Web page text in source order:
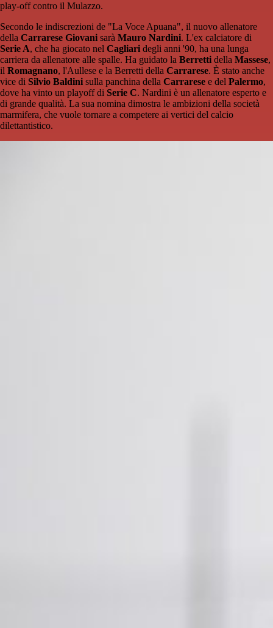
play-off contro il Mulazzo.
Secondo le indiscrezioni de "La Voce Apuana", il nuovo allenatore
della Carrarese Giovani sarà Mauro Nardini. L'ex calciatore di
Serie A, che ha giocato nel Cagliari degli anni '90, ha una lunga
carriera da allenatore alle spalle. Ha guidato la Berretti della Massese,
il Romagnano, l'Aullese e la Berretti della Carrarese. È stato anche
vice di Silvio Baldini sulla panchina della Carrarese e del Palermo,
dove ha vinto un playoff di Serie C. Nardini è un allenatore esperto e
di grande qualità. La sua nomina dimostra le ambizioni della società
marmifera, che vuole tornare a competere ai vertici del calcio
dilettantistico.